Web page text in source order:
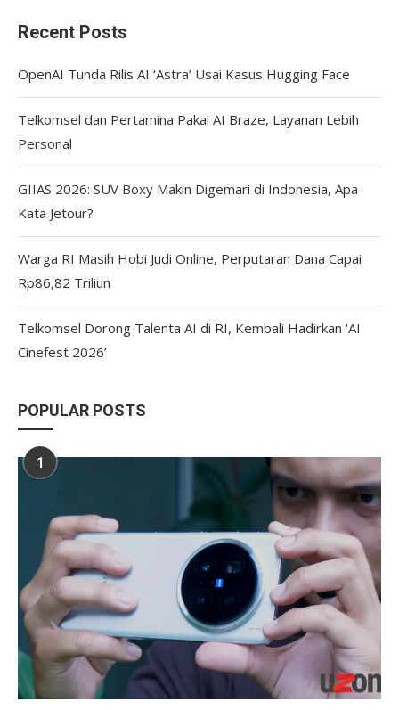
Recent Posts
OpenAI Tunda Rilis AI ‘Astra’ Usai Kasus Hugging Face
Telkomsel dan Pertamina Pakai AI Braze, Layanan Lebih
Personal
GIIAS 2026: SUV Boxy Makin Digemari di Indonesia, Apa
Kata Jetour?
Warga RI Masih Hobi Judi Online, Perputaran Dana Capai
Rp86,82 Triliun
Telkomsel Dorong Talenta AI di RI, Kembali Hadirkan ‘AI
Cinefest 2026’
POPULAR POSTS
1